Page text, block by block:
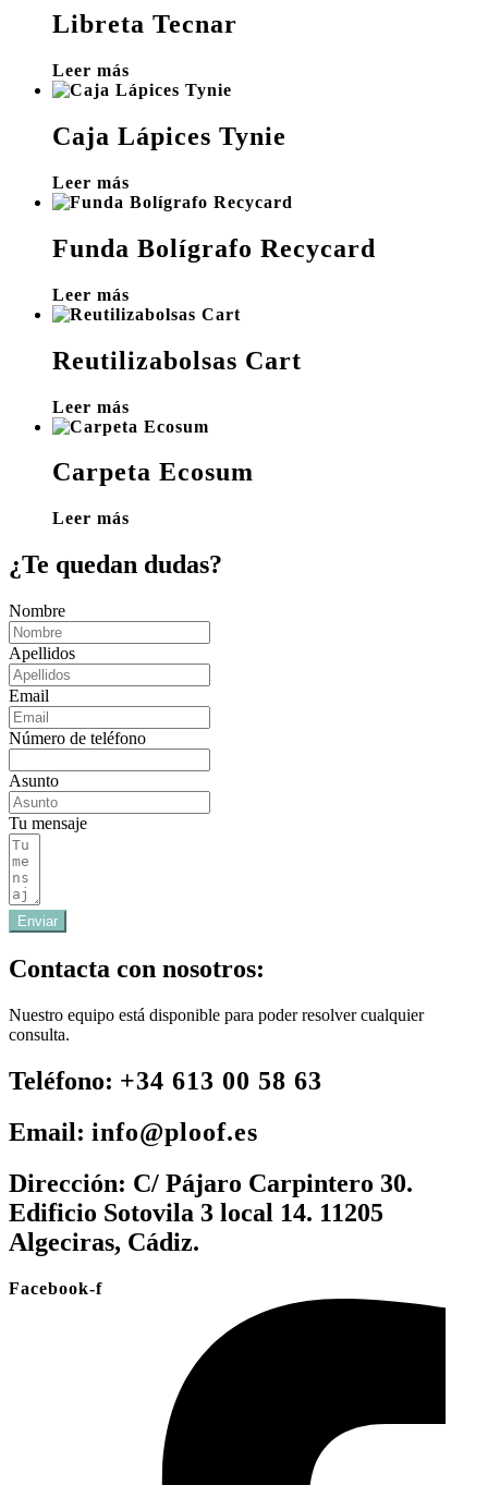
Libreta Tecnar
Leer más
Caja Lápices Tynie
Leer más
Funda Bolígrafo Recycard
Leer más
Reutilizabolsas Cart
Leer más
Carpeta Ecosum
Leer más
¿Te quedan dudas?
Nombre
Apellidos
Email
Número de teléfono
Asunto
Tu mensaje
Enviar
Contacta con nosotros:
Nuestro equipo está disponible para poder resolver cualquier
consulta.
Teléfono: +34 613 00 58 63
Email: info@ploof.es
Dirección: C/ Pájaro Carpintero 30.
Edificio Sotovila 3 local 14. 11205
Algeciras, Cádiz.
Facebook-f